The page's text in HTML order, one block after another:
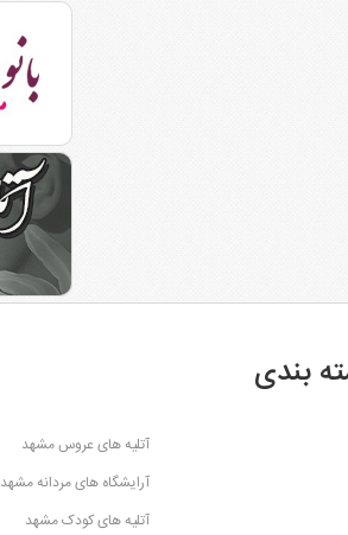
بندی
آتلیه های عروس مشهد
آرایشگاه های مردانه مشهد
آتلیه های کودک مشهد